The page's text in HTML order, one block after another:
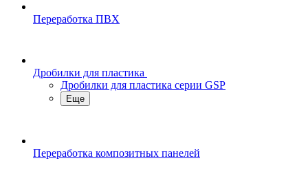
Переработка ПВХ
Дробилки для пластика
Дробилки для пластика серии GSP
Еще
Переработка композитных панелей